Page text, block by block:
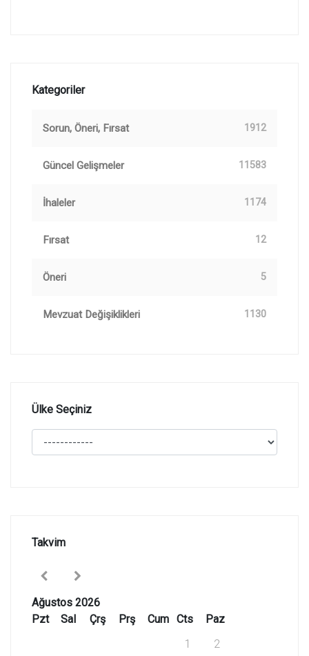
Kategoriler
Sorun, Öneri, Fırsat 1912
Güncel Gelişmeler 11583
İhaleler 1174
Fırsat 12
Öneri 5
Mevzuat Değişiklikleri 1130
Ülke Seçiniz
Takvim
Ağustos 2026
Pzt
Sal Çrş Prş Cum Cts
Paz
1
2